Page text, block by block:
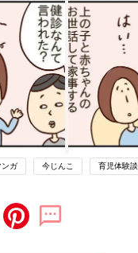
ガ 今じんこ 育児体験談